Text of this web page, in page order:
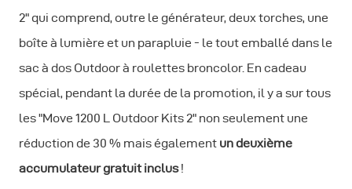
2" qui comprend, outre le générateur, deux torches, une
boîte à lumière et un parapluie - le tout emballé dans le
sac à dos Outdoor à roulettes broncolor. En cadeau
spécial, pendant la durée de la promotion, il y a sur tous
les "Move 1200 L Outdoor Kits 2" non seulement une
réduction de 30 % mais également un deuxième
accumulateur gratuit inclus!